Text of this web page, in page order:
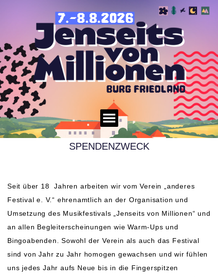
SPENDENZWECK
Seit über 18 Jahren arbeiten wir vom Verein „anderes
Festival e. V.“ ehrenamtlich an der Organisation und
Umsetzung des Musikfestivals „Jenseits von Millionen“ und
an allen Begleiterscheinungen wie Warm-Ups und
Bingoabenden. Sowohl der Verein als auch das Festival
sind von Jahr zu Jahr homogen gewachsen und wir fühlen
uns jedes Jahr aufs Neue bis in die Fingerspitzen